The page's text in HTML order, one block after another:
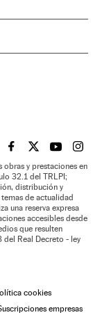
EL PAÍS BRASIL EN
EL PAÍSEL PAÍS
EL
obras y prestaciones en
32.1 del TRLPI;
distribución y
de actualidad
una reserva expresa
accesibles desde
que resulten
Real Decreto - ley
cookies
empresas